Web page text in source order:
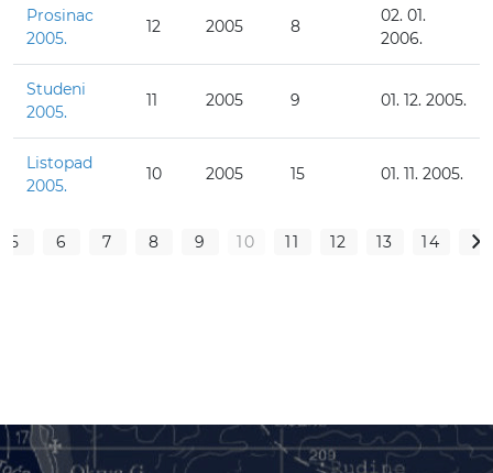
Prosinac
2005.
12 2005 8
02. 01.
2006.
Studeni
2005.
11 2005 9 01. 12. 2005.
Listopad
2005.
10 2005 15 01. 11. 2005.
5 6 7 8 9 10 11 12 13 14 >